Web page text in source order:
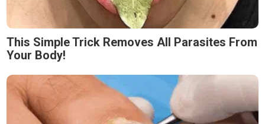
This Simple Trick Removes All Parasites From
Your Body!